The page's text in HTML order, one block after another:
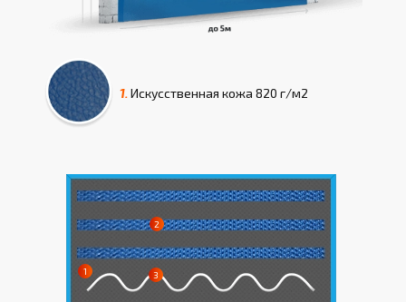
1. Искусcтвенная кожа 820 г/м2